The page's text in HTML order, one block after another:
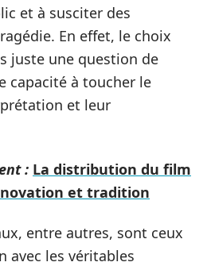
et à susciter des
En effet, le choix
juste une question de
capacité à toucher le
et leur
: La distribution du film
et tradition
entre autres, sont ceux
avec les véritables